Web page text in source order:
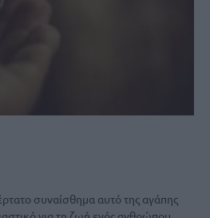
συναίσθημα αυτό της αγάπης